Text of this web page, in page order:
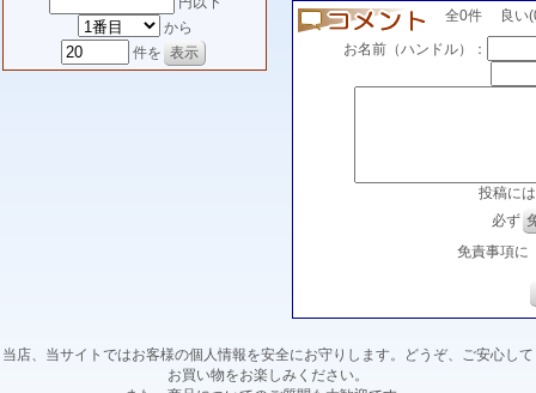
から
件を
全0件 良い
お名前（ハンドル）：
投稿に
必ず
免責事項に
当店、当サイトではお客様の個人情報を安全にお守りします。どうぞ、ご安心して
お買い物をお楽しみください。